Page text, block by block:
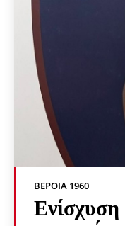
ΒΕΡΟΙΑ 1960